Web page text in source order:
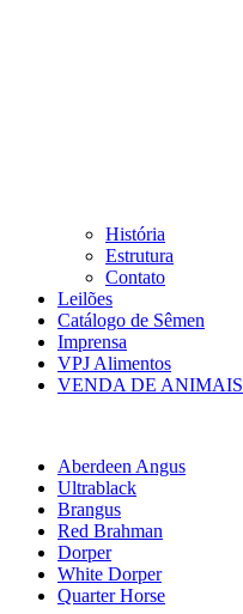
História
Estrutura
Contato
Leilões
Catálogo de Sêmen
Imprensa
VPJ Alimentos
VENDA DE ANIMAIS
Aberdeen Angus
Ultrablack
Brangus
Red Brahman
Dorper
White Dorper
Quarter Horse